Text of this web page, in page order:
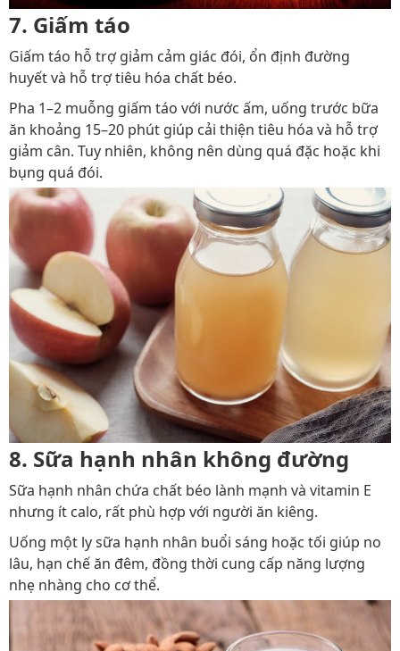
7. Giấm táo
Giấm táo hỗ trợ giảm cảm giác đói, ổn định đường
huyết và hỗ trợ tiêu hóa chất béo.
Pha 1–2 muỗng giấm táo với nước ấm, uống trước bữa
ăn khoảng 15–20 phút giúp cải thiện tiêu hóa và hỗ trợ
giảm cân. Tuy nhiên, không nên dùng quá đặc hoặc khi
bụng quá đói.
8. Sữa hạnh nhân không đường
Sữa hạnh nhân chứa chất béo lành mạnh và vitamin E
nhưng ít calo, rất phù hợp với người ăn kiêng.
Uống một ly sữa hạnh nhân buổi sáng hoặc tối giúp no
lâu, hạn chế ăn đêm, đồng thời cung cấp năng lượng
nhẹ nhàng cho cơ thể.